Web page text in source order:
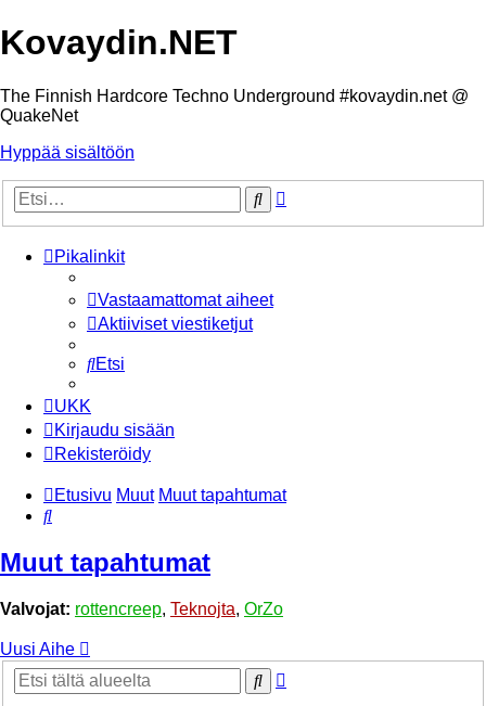
Kovaydin.NET
The Finnish Hardcore Techno Underground #kovaydin.net @
QuakeNet
Hyppää sisältöön
Etsi
Pikalinkit
Vastaamattomat aiheet
Aktiiviset viestiketjut
Etsi
UKK
Kirjaudu sisään
Rekisteröidy
Etusivu Muut Muut tapahtumat
Etsi
Muut tapahtumat
Valvojat: rottencreep, Teknojta, OrZo
Uusi Aihe
Etsi